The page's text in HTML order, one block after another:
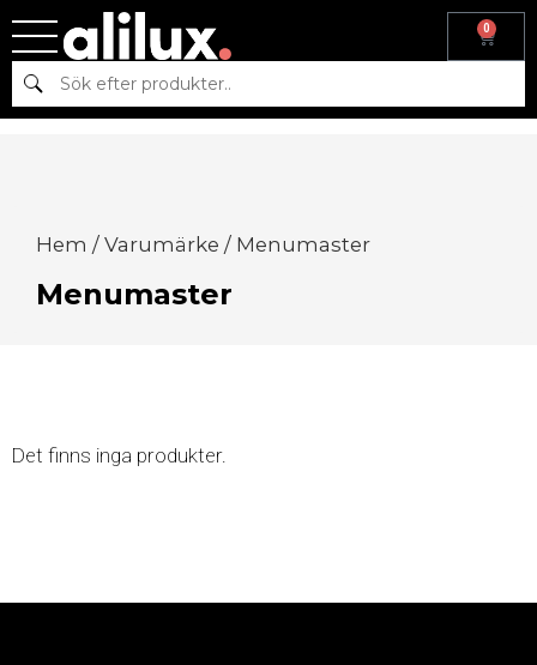
0
Sök
Hem / Varumärke / Menumaster
Menumaster
Det finns inga produkter.